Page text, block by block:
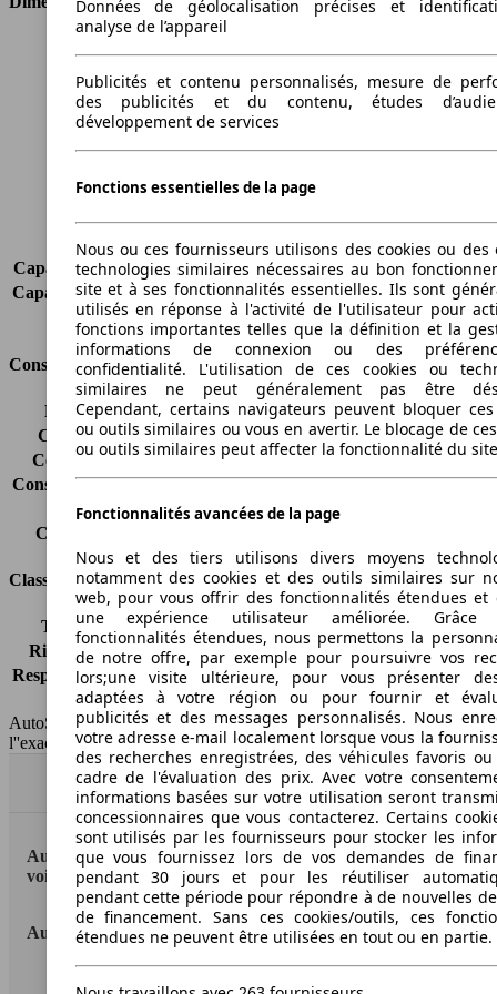
Hauteur
1604 mm
Largeur
1751 mm
Empattement
Poids maximum
1745 kg
Portes
5
Sièges
5
Charge sur toit
-
Capacité de remorquage (sans freins) 635 kg
Capacité de remorquage (avec freins) 675 kg
Volume du coffre
304 - 1386 l
Consommation
Émissions de CO2*
139 g/km (komb.)
Consommation (ville)
7.9 l/100km
Consommation (route)
4.9 l/100km
Consommation (combinée)* 6.0 l/100km
Classe d'émissions
Euro 6
Capacité du réservoir
Classes d'assurance
Tous risques
-
Risques partiels
-
Responsabilité civile -
HSN/TSN
n.c./n.c.
AutoScout24 France SAS décline toute responsabilité concernant
l''exactitude des indications fournies.
Haut
AutoScout24: la plus grande plateforme en ligne de
voitures en Europe
AutoScout24
A propos d'AutoScout24
Données de géolocalisation précises et
analyse de l’appareil
Publicités et contenu personnalisés, mesure de
des publicités et du contenu, études
développement de services
Fonctions essentielles de la page
Nous ou ces fournisseurs utilisons des cookies ou des
technologies similaires nécessaires au bon
site et à ses fonctionnalités essentielles. Ils sont
utilisés en réponse à l'activité de l'utilisateur pour
fonctions importantes telles que la définition et la
informations de connexion ou des
confidentialité. L'utilisation de ces cookies ou
similaires ne peut généralement pas être
Cependant, certains navigateurs peuvent bloquer ces
ou outils similaires ou vous en avertir. Le blocage de
ou outils similaires peut affecter la fonctionnalité du
Fonctionnalités avancées de la page
Nous et des tiers utilisons divers moyens
notamment des cookies et des outils similaires sur
web, pour vous offrir des fonctionnalités étendues et
une expérience utilisateur améliorée.
fonctionnalités étendues, nous permettons la
de notre offre, par exemple pour poursuivre vos
lors;une visite ultérieure, pour vous présenter
adaptées à votre région ou pour fournir et
publicités et des messages personnalisés. Nous
votre adresse e-mail localement lorsque vous la
des recherches enregistrées, des véhicules favoris
cadre de l'évaluation des prix. Avec votre
informations basées sur votre utilisation seront
concessionnaires que vous contacterez. Certains
sont utilisés par les fournisseurs pour stocker les
que vous fournissez lors de vos demandes de
pendant 30 jours et pour les réutiliser
pendant cette période pour répondre à de nouvelles
de financement. Sans ces cookies/outils, ces
étendues ne peuvent être utilisées en tout ou en partie.